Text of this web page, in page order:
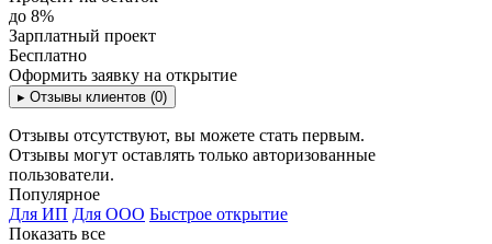
до 8%
Зарплатный проект
Бесплатно
Оформить заявку на открытие
▸ Отзывы клиентов (0)
Отзывы отсутствуют, вы можете стать первым.
Отзывы могут оставлять только авторизованные
пользователи.
Популярное
Для ИП Для ООО Быстрое открытие
Показать все